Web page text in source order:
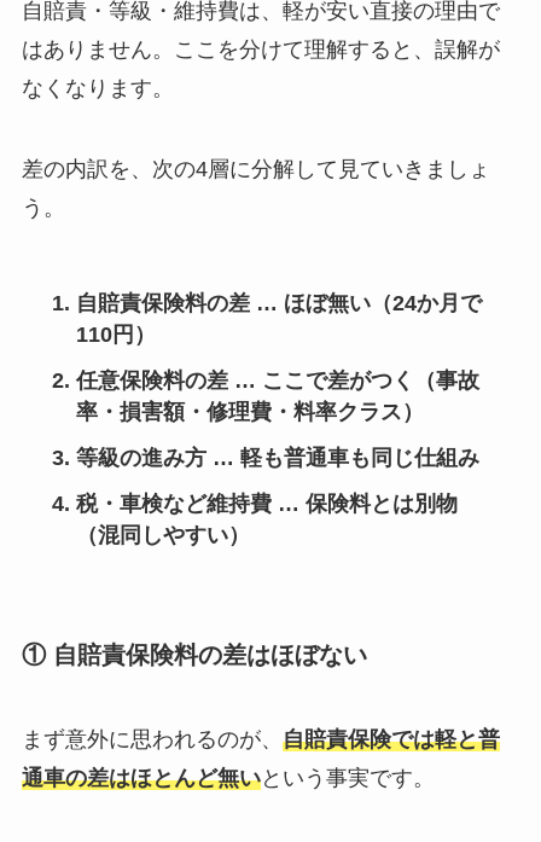
自賠責・等級・維持費は、軽が安い直接の理由で
はありません。ここを分けて理解すると、誤解が
なくなります。
差の内訳を、次の4層に分解して見ていきましょ
う。
自賠責保険料の差 … ほぼ無い（24か月で
110円）
任意保険料の差 … ここで差がつく（事故
率・損害額・修理費・料率クラス）
等級の進み方 … 軽も普通車も同じ仕組み
税・車検など維持費 … 保険料とは別物
（混同しやすい）
① 自賠責保険料の差はほぼない
まず意外に思われるのが、 自賠責保険では軽と普
通車の差はほとんど無いという事実です。